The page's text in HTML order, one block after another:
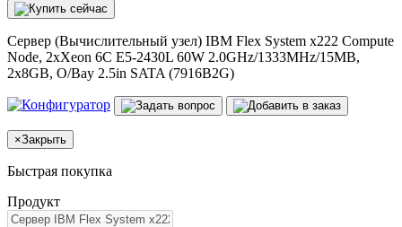
Сервер (Вычислительный узел) IBM Flex System x222 Compute
Node, 2xXeon 6C E5-2430L 60W 2.0GHz/1333MHz/15MB,
2x8GB, O/Bay 2.5in SATA (7916B2G)
×Закрыть
Быстрая покупка
Продукт